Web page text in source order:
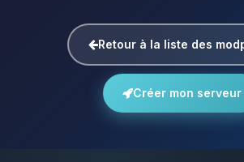
Retour à la liste des
Créer mon serveur